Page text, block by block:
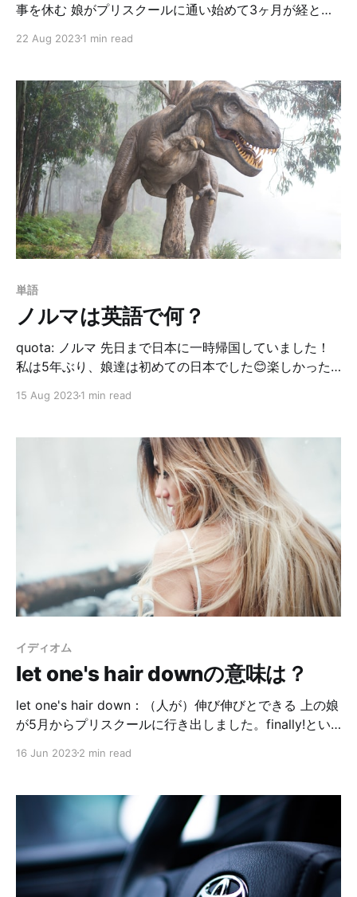
事を休む 娘がプリスクールに通い始めて3ヶ月が経とう
んではいるものの、概ね楽しんで通っています。一安心
ずかしながら、どうやって言えばいいかわからず、娘が
学校を休む時は、She is not gonna go to school
tomorrow.とか、She will be absent tomorrow.と言っ
ていました。 両方とも通じたので大丈夫は大丈夫なんで
すが、一番自然な表現は何？と思ってダーリンに教えて
もらったのがこちらです。 She will take tomorrow off
(from school). 彼女は明日、学校休みます。 あら、意
外とシンプル😇 take a day offという表現は知ってたの
でそれを少しだけ変えればいいのか〜
22 Aug 20231 min read
単語
ノルマは英語で何？
quota: ノルマ 先日まで日本に一時帰国していました！
私は5年ぶり、娘達は初めての日本でした😊楽しかった
を見たんだけど、ニュースではビッグモーターの不正問
に、ノルマの英語がわからず、sales goal that you
have to completeみたいな感じで言ったら、教えてくれ
たのがquotaでした。 Big Motor imposed tough sales
quotas on their employees. ビッグモーターは従業員に
厳しい販売ノルマを課していた。 最近、日本の車関連会
社の不正多いよね…。悲しいですな😩 娘は日本で初めて
のEテレに夢中になってました📺Eテレでやっていた「デ
イナの恐竜図鑑」にハマり、こっちに帰ってからもアマ
ゾンプライムで毎日見ています🦖逆輸入…笑 あと、ちょ
うど大相撲名古屋場所がやっていて、相撲も好きになっ
て言っていたのが微笑ましかったです😌
15 Aug 20231 min read
イディオム
let one's hair downの意味は？
let one's hair down：（人が）伸び伸びとできる 上の娘
が5月からプリスクールに行き出しました。finally!とい
ったんだけど、行きたいプリスクールに空きがなくて、
になってすぐ行ける事になったので、ほっとしていま
す。日本も幼稚園は大体3歳くらいだもんね👍🏻プリスク
ールの諸々はまた別で書きたいと思います。 娘が行って
いるクラスは、新設のクラスでまだ生徒が6人くらいし
かいません。なので、先生にきちんと目を配ってもらえ
16 Jun 20232 min read